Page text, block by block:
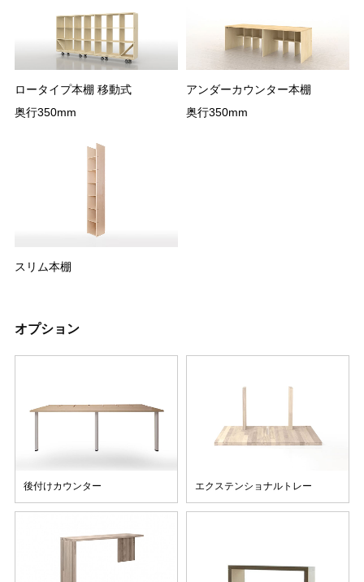
ロータイプ本棚 移動式
奥行350mm
アンダーカウンター本棚
奥行350mm
スリム本棚
オプション
後付けカウンター エクステンショナルトレー